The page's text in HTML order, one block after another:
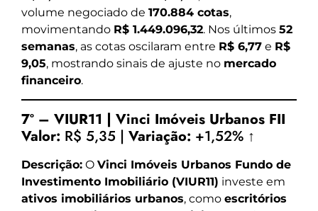
volume negociado de 170.884 cotas,
movimentando R$ 1.449.096,32. Nos últimos 52
semanas, as cotas oscilaram entre R$ 6,77 e R$
9,05, mostrando sinais de ajuste no mercado
financeiro.
7º – VIUR11 | Vinci Imóveis Urbanos FII
Valor: R$ 5,35 | Variação: +1,52% ↑
Descrição: O Vinci Imóveis Urbanos Fundo de
Investimento Imobiliário (VIUR11) investe em
ativos imobiliários urbanos, como escritórios